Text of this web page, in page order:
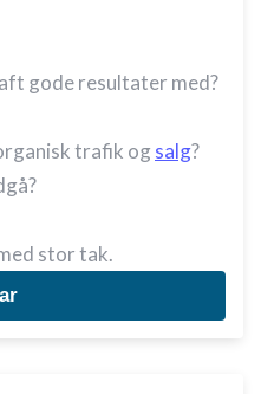
gode resultater med?
trafik og salg?
stor tak.